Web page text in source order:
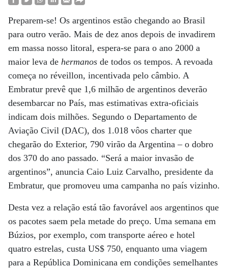
Preparem-se! Os argentinos estão chegando ao Brasil
para outro verão. Mais de dez anos depois de invadirem
em massa nosso litoral, espera-se para o ano 2000 a
maior leva de hermanos de todos os tempos. A revoada
começa no réveillon, incentivada pelo câmbio. A
Embratur prevê que 1,6 milhão de argentinos deverão
desembarcar no País, mas estimativas extra-oficiais
indicam dois milhões. Segundo o Departamento de
Aviação Civil (DAC), dos 1.018 vôos charter que
chegarão do Exterior, 790 virão da Argentina – o dobro
dos 370 do ano passado. “Será a maior invasão de
argentinos”, anuncia Caio Luiz Carvalho, presidente da
Embratur, que promoveu uma campanha no país vizinho.
Desta vez a relação está tão favorável aos argentinos que
os pacotes saem pela metade do preço. Uma semana em
Búzios, por exemplo, com transporte aéreo e hotel
quatro estrelas, custa US$ 750, enquanto uma viagem
para a República Dominicana em condições semelhantes